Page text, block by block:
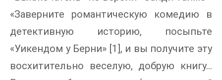
«Заверните романтическую комедию в
детективную историю, посыпьте
«Уикендом у Берни» [1], и вы получите эту
восхитительно веселую, добрую книгу…